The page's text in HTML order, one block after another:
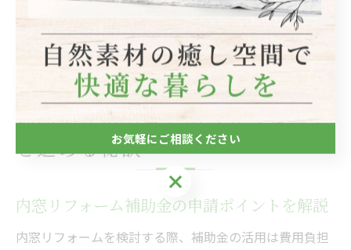
更されることがあるため、最新情報をこまめにチェック
し、早めの申し込みをおすすめします。
補助金活用で賢く内窓リフォーム
を進める秘訣
内窓リフォーム補助金の申請ポイントを解説
内窓リフォームを検討する際、補助金の活用は費用負担
お気軽にご相談ください
お気軽にご相談ください